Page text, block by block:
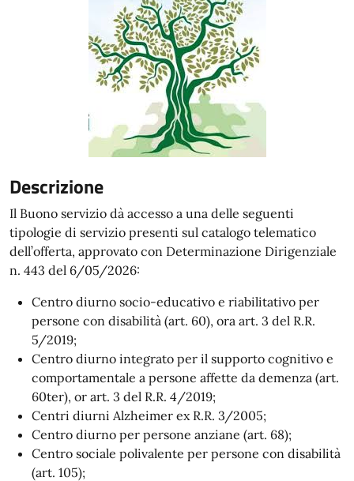
Descrizione
Il Buono servizio dà accesso a una delle seguenti
tipologie di servizio presenti sul catalogo telematico
dell’offerta, approvato con Determinazione Dirigenziale
n. 443 del 6/05/2026:
Centro diurno socio-educativo e riabilitativo per
persone con disabilità (art. 60), ora art. 3 del R.R.
5/2019;
Centro diurno integrato per il supporto cognitivo e
comportamentale a persone affette da demenza (art.
60ter), or art. 3 del R.R. 4/2019;
Centri diurni Alzheimer ex R.R. 3/2005;
Centro diurno per persone anziane (art. 68);
Centro sociale polivalente per persone con disabilità
(art. 105);